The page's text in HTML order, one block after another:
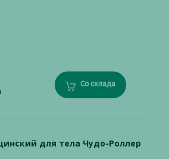
Со склада
для тела Чудо-Роллер